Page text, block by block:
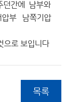
던간에 남부와
압부 남쪽기압
으로 보입니다
목록